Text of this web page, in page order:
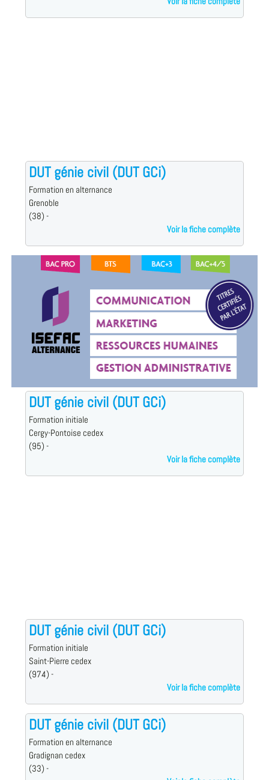
DUT génie civil (DUT GCi)
Formation en alternance
Grenoble
(38) -
Voir la fiche complète
DUT génie civil (DUT GCi)
Formation initiale
Cergy-Pontoise cedex
(95) -
Voir la fiche complète
DUT génie civil (DUT GCi)
Formation initiale
Saint-Pierre cedex
(974) -
Voir la fiche complète
DUT génie civil (DUT GCi)
Formation en alternance
Gradignan cedex
(33) -